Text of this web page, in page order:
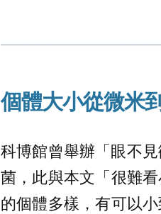
個體大小從微米
科博館曾舉辦「眼不
菌，此與本文「很難
的個體多樣，有可以